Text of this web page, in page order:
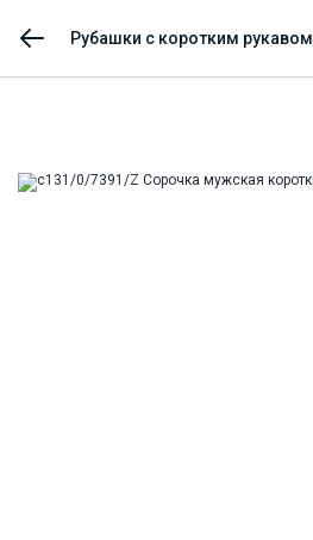
Рубашки с коротким рукавом